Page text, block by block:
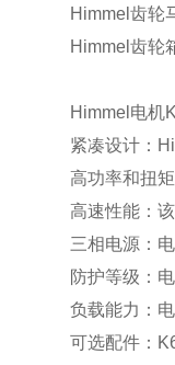
Himmel 齿轮
Himmel 齿轮
Himmel 电机
紧凑设计：
高功率和扭
高速性能：
三相电源：
防护等级：
负载能力：
可选配件：